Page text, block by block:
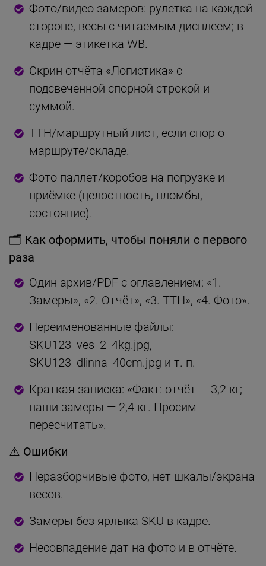
Фото/видео замеров: рулетка на каждой
стороне, весы с читаемым дисплеем; в
кадре — этикетка WB.
Скрин отчёта «Логистика» с
подсвеченной спорной строкой и
суммой.
ТТН/маршрутный лист, если спор о
маршруте/складе.
Фото паллет/коробов на погрузке и
приёмке (целостность, пломбы,
состояние).
🗂 Как оформить, чтобы поняли с первого
раза
Один архив/PDF с оглавлением: «1.
Замеры», «2. Отчёт», «3. ТТН», «4. Фото».
Переименованные файлы:
SKU123_ves_2_4kg.jpg,
SKU123_dlinna_40cm.jpg и т. п.
Краткая записка: «Факт: отчёт — 3,2 кг;
наши замеры — 2,4 кг. Просим
пересчитать».
⚠️ Ошибки
Неразборчивые фото, нет шкалы/экрана
весов.
Замеры без ярлыка SKU в кадре.
Несовпадение дат на фото и в отчёте.